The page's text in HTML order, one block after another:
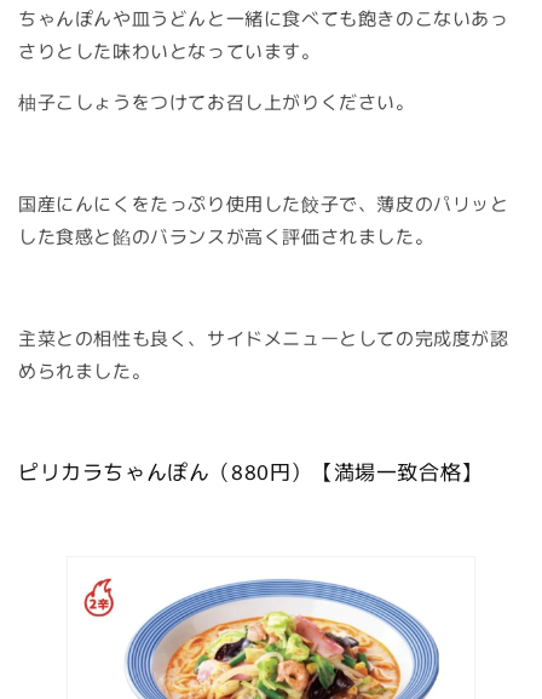
ちゃんぽんや皿うどんと一緒に食べても飽きのこないあっ
さりとした味わいとなっています。
柚子こしょうをつけてお召し上がりください。
国産にんにくをたっぷり使用した餃子で、薄皮のパリッと
した食感と餡のバランスが高く評価されました。
主菜との相性も良く、サイドメニューとしての完成度が認
められました。
ピリカラちゃんぽん（880円）【満場一致合格】